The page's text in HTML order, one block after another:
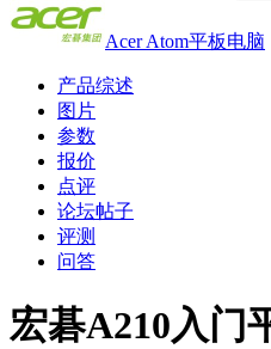
Acer Atom平板电脑
产品综述
图片
参数
报价
点评
论坛帖子
评测
问答
宏碁A210入门